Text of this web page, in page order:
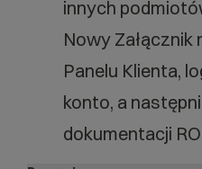
innych
Nowy Załącznik
Panelu Klienta,
konto, a
dokumentacji